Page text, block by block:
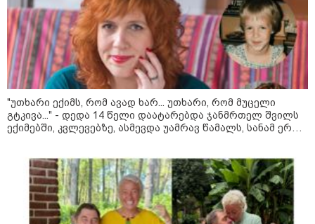
23:15 / 07-08-2026
ამოუცნობი ანომალიური
მოვლენები - ტრამპის
ადმინისტრაციამ “UFO”- ს
ფაილების მორიგი პაკეტი
გამოაქვეყნა
22:30 / 07-08-2026
კადრები ვრცელდება - როგორ
გადაარჩინა 56 წლის კაცმა
ბავშვები აბობოქრებულ ზღვაში
დახრჩობას
"უთხარი ექიმს, რომ ავად ხარ... უთხარი, რომ მუცელი
გტკივა..." - დედა 14 წელი დაატარებდა ჯანმრთელ შვილს
ექიმებში, კვლევებზე, ასმევდა უამრავ წამალს, სანამ ერთ